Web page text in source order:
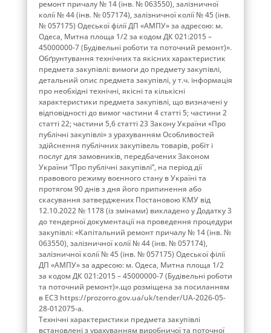
ремонт причалу № 14 (інв. № 063550), залізничної
колії № 44 (інв. № 057174), залізничної колії № 45 (інв.
№ 057175) Одеської філії ДП «АМПУ» за адресою: м.
Одеса, Митна площа 1/2 за кодом ДК 021:2015 –
45000000-7 (Будівельні роботи та поточний ремонт)».
Обґрунтування технічних та якісних характеристик
предмета закупівлі: вимоги до предмету закупівлі,
детальний опис предмета закупівлі, у т.ч. інформація
про необхідні технічні, якісні та кількісні
характеристики предмета закупівлі, що визначені у
відповідності до вимог частини 4 статті 5; частини 2
статті 22; частини 5,6 статті 23 Закону України «Про
публічні закупівлі» з урахуванням Особливостей
здійснення публічних закупівель товарів, робіт і
послуг для замовників, передбачених Законом
України “Про публічні закупівлі”, на період дії
правового режиму воєнного стану в Україні та
протягом 90 днів з дня його припинення або
скасування затверджених Постановою КМУ від
12.10.2022 № 1178 (із змінами) викладено у Додатку 3
до тендерної документації на проведення процедури
закупівлі: «Капітальний ремонт причалу № 14 (інв. №
063550), залізничної колії № 44 (інв. № 057174),
залізничної колії № 45 (інв. № 057175) Одеської філії
ДП «АМПУ» за адресою: м. Одеса, Митна площа 1/2
за кодом ДК 021:2015 – 45000000-7 (Будівельні роботи
та поточний ремонт)».що розміщена за посиланням
в ЕСЗ https://prozorro.gov.ua/uk/tender/UA-2026-05-
28-012075-a.
Технічні характеристики предмета закупівлі
встановлені з урахуванням виробничої та поточної